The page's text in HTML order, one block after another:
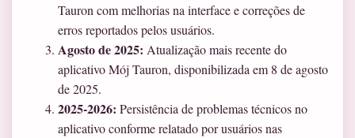
Tauron com melhorias na interface e correções de
erros reportados pelos usuários.
Agosto de 2025: Atualização mais recente do
aplicativo Mój Tauron, disponibilizada em 8 de agosto
de 2025.
2025-2026: Persistência de problemas técnicos no
aplicativo conforme relatado por usuários nas